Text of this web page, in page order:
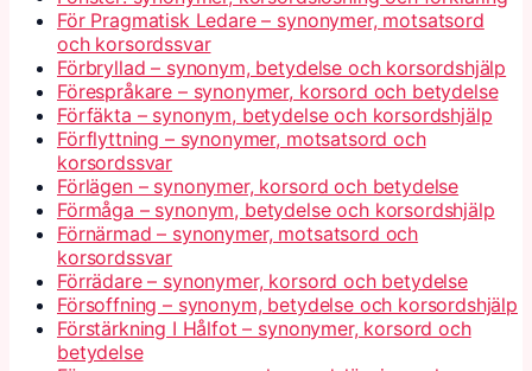
För Pragmatisk Ledare – synonymer, motsatsord
och korsordssvar
Förbryllad – synonym, betydelse och korsordshjälp
Förespråkare – synonymer, korsord och betydelse
Förfäkta – synonym, betydelse och korsordshjälp
Förflyttning – synonymer, motsatsord och
korsordssvar
Förlägen – synonymer, korsord och betydelse
Förmåga – synonym, betydelse och korsordshjälp
Förnärmad – synonymer, motsatsord och
korsordssvar
Förrädare – synonymer, korsord och betydelse
Försoffning – synonym, betydelse och korsordshjälp
Förstärkning I Hålfot – synonymer, korsord och
betydelse